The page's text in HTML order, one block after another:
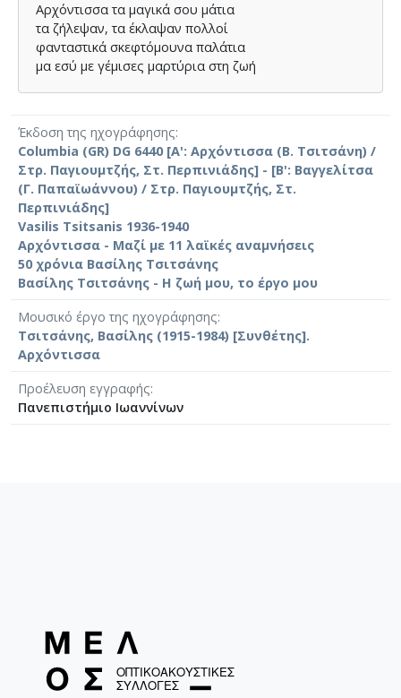
Αρχόντισσα τα μαγικά σου μάτια
τα ζήλεψαν, τα έκλαψαν πολλοί
φανταστικά σκεφτόμουνα παλάτια
μα εσύ με γέμισες μαρτύρια στη ζωή
Έκδοση της ηχογράφησης
Columbia (GR) DG 6440 [Α': Αρχόντισσα (Β. Τσιτσάνη) /
Στρ. Παγιουμτζής, Στ. Περπινιάδης] - [Β': Βαγγελίτσα
(Γ. Παπαϊωάννου) / Στρ. Παγιουμτζής, Στ.
Περπινιάδης]
Vasilis Tsitsanis 1936-1940
Αρχόντισσα - Μαζί με 11 λαϊκές αναμνήσεις
50 χρόνια Βασίλης Τσιτσάνης
Βασίλης Τσιτσάνης - Η ζωή μου, το έργο μου
Μουσικό έργο της ηχογράφησης
Τσιτσάνης, Βασίλης (1915-1984) [Συνθέτης].
Αρχόντισσα
Προέλευση εγγραφής
Πανεπιστήμιο Ιωαννίνων